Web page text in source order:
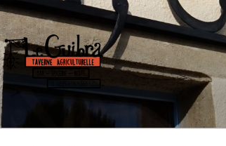
LE GUIBRA –
Taverne Agriculturelle • Bar – Epicerie –